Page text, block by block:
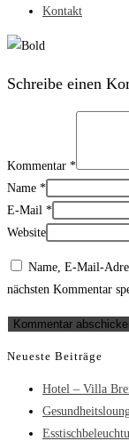
Kontakt
Schreibe einen
Kommentar *
Name *
E-Mail *
Website
Name, E-Mail-
nächsten Kommentar
Neueste Beiträge
Hotel – Villa